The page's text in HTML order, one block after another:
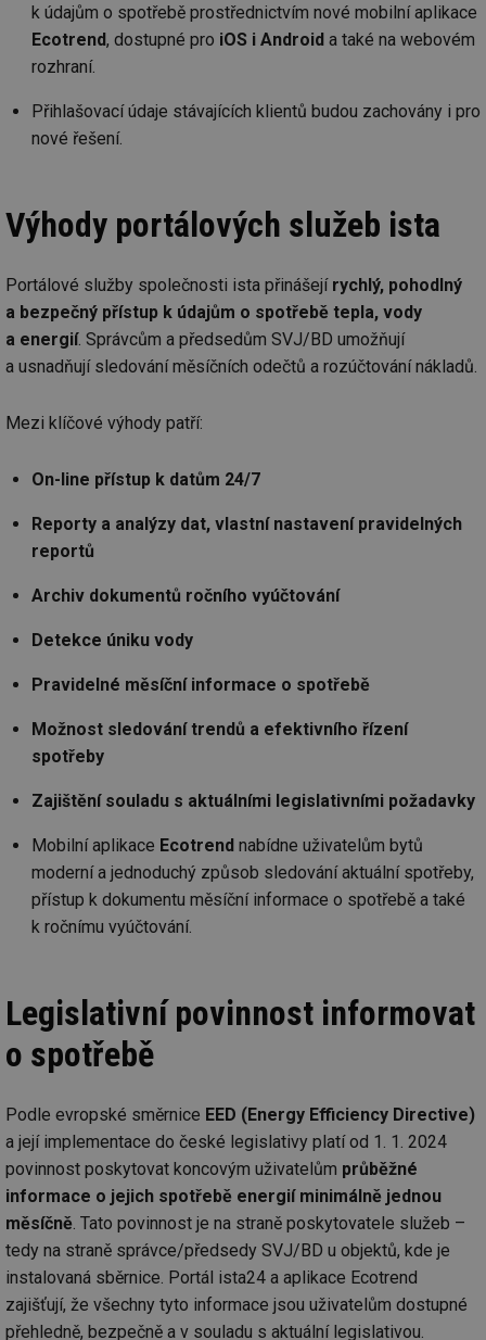
k údajům o spotřebě prostřednictvím nové mobilní aplikace
Ecotrend, dostupné pro iOS i Android a také na webovém
rozhraní.
Přihlašovací údaje stávajících klientů budou zachovány i pro
nové řešení.
Výhody portálových služeb ista
Portálové služby společnosti ista přinášejí rychlý, pohodlný
a bezpečný přístup k údajům o spotřebě tepla, vody
a energií. Správcům a předsedům SVJ/BD umožňují
a usnadňují sledování měsíčních odečtů a rozúčtování nákladů.
Mezi klíčové výhody patří:
On-line přístup k datům 24/7
Reporty a analýzy dat, vlastní nastavení pravidelných
reportů
Archiv dokumentů ročního vyúčtování
Detekce úniku vody
Pravidelné měsíční informace o spotřebě
Možnost sledování trendů a efektivního řízení
spotřeby
Zajištění souladu s aktuálními legislativními požadavky
Mobilní aplikace Ecotrend nabídne uživatelům bytů
moderní a jednoduchý způsob sledování aktuální spotřeby,
přístup k dokumentu měsíční informace o spotřebě a také
k ročnímu vyúčtování.
Legislativní povinnost informovat
o spotřebě
Podle evropské směrnice EED (Energy Efficiency Directive)
a její implementace do české legislativy platí od 1. 1. 2024
povinnost poskytovat koncovým uživatelům průběžné
informace o jejich spotřebě energií minimálně jednou
měsíčně. Tato povinnost je na straně poskytovatele služeb –
tedy na straně správce/předsedy SVJ/BD u objektů, kde je
instalovaná sběrnice. Portál ista24 a aplikace Ecotrend
zajišťují, že všechny tyto informace jsou uživatelům dostupné
přehledně, bezpečně a v souladu s aktuální legislativou.